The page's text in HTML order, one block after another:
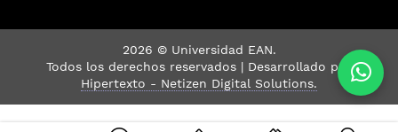
2026 © Universidad EAN.
Todos los derechos reservados | Desarrollado por
Hipertexto - Netizen Digital Solutions.